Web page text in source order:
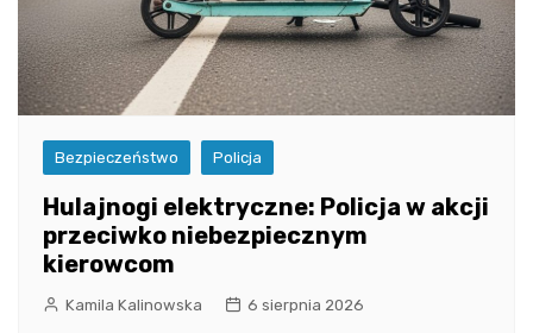
Bezpieczeństwo Policja
Hulajnogi elektryczne: Policja w akcji
przeciwko niebezpiecznym
kierowcom
Kamila Kalinowska 6 sierpnia 2026